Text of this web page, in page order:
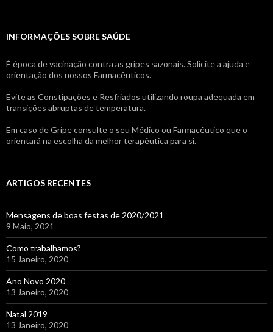
INFORMAÇÕES SOBRE SAÚDE
É época de vacinação contra as gripes sazonais. Solicite a ajuda e
orientação dos nossos Farmacêuticos.
Evite as Constipações e Resfriados utilizando roupa adequada em
transições abruptas de temperatura.
Em caso de Gripe consulte o seu Médico ou Farmacêutico que o
orientará na escolha da melhor terapêutica para si.
ARTIGOS RECENTES
Mensagens de boas festas de 2020/2021
9 Maio, 2021
Como trabalhamos?
15 Janeiro, 2020
Ano Novo 2020
13 Janeiro, 2020
Natal 2019
13 Janeiro, 2020